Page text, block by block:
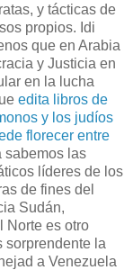
y tácticas de
propios. Idi
que en Arabia
y Justicia en
en la lucha
edita libros de
y los judíos
florecer entre
sabemos las
líderes de los
de fines del
Sudán,
Norte es otro
sorprendente la
a Venezuela